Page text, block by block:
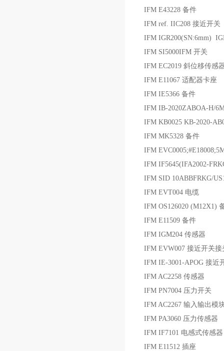
IFM E43228 备件
IFM ref. IIC208 接近开关
IFM IGR200(SN:6mm)
IFM SI5000IFM 开关
IFM EC2019 斜位移传感
IFM E11067 适配器卡座
IFM IE5366 备件
IFM IB-2020ZABOA-H/
IFM KB0025 KB-2020-
IFM MK5328 备件
IFM
IFM IF5645(IFA2002-
IFM SID 10ABBFRKG/
IFM EVT004 电缆
IFM OS126020 (M12X1)
IFM E11509 备件
IFM IGM204 传感器
IFM EVW007 接近开关接
IFM IE-3001-APOG 接近
IFM AC2258 传感器
IFM PN7004 压力开关
IFM AC2267 输入输出模
IFM PA3060 压力传感器
IFM IF7101 电感式传感器
IFM E11512 插座